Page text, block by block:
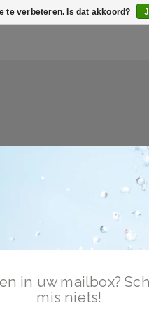
in uw mailbox?
mis niets!
te verbeteren. Is dat akkoord?